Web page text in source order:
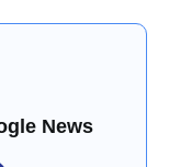
News